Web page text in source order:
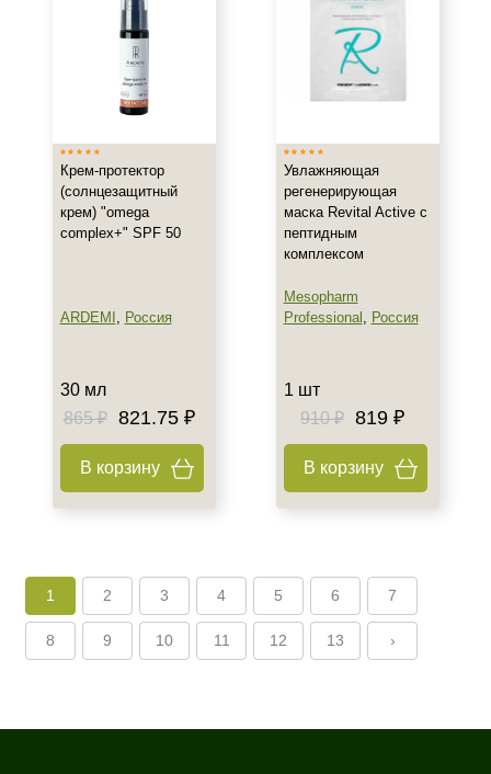
Крем-протектор
(солнцезащитный
крем) "omega
complex+" SPF 50
ARDEMI , Россия
30 мл
865 ₽
821.75 ₽
В корзину
Увлажняющая
регенерирующая
маска Revital Active с
пептидным
комплексом
Mesopharm
Professional , Россия
1 шт
910 ₽ 819 ₽
В корзину
1 2 3 4 5 6 7
8 9 10 11 12 13 ›